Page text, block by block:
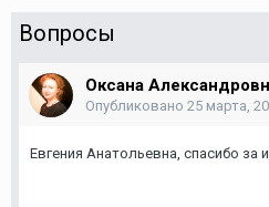
Вопросы
Оксана
Опубликовано 25 марта,
Евгения Анатольевна, спасибо за